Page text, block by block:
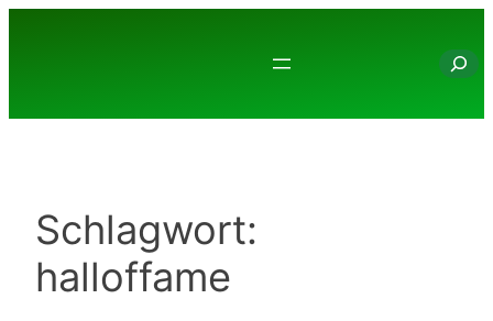
Schlagwort:
halloffame